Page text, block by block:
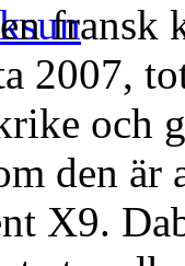
fransk
2007,
och
den är
X9.